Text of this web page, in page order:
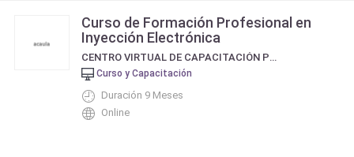
Curso de Formación Profesional en
Inyección Electrónica
CENTRO VIRTUAL DE CAPACITACIÓN PROFESIONAL
Curso y Capacitación
Duración 9 Meses
Online